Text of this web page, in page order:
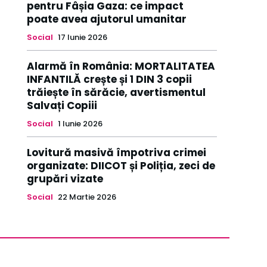
pentru Fâșia Gaza: ce impact
poate avea ajutorul umanitar
Social 17 Iunie 2026
Alarmă în România: MORTALITATEA
INFANTILĂ crește și 1 DIN 3 copii
trăiește în sărăcie, avertismentul
Salvați Copiii
Social 1 Iunie 2026
Lovitură masivă împotriva crimei
organizate: DIICOT și Poliția, zeci de
grupări vizate
Social 22 Martie 2026